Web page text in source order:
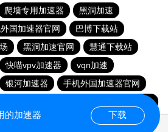
爬墙专用加速器
黑洞加速
国加速器官网
巴博下载站
黑洞加速官网
慧通下载站
快喵vpv加速器
vqn加速
银河加速器
手机外国加速器官网
DISBAO下载站
的加速器 下载